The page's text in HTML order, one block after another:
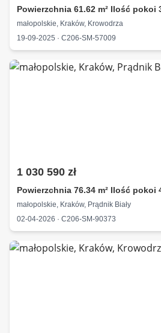
Powierzchnia 61.62 m² Ilość pokoi
małopolskie, Kraków, Krowodrza
19-09-2025 · C206-SM-57009
1 030 590 zł
Powierzchnia 76.34 m² Ilość pokoi
małopolskie, Kraków, Prądnik Biały
02-04-2026 · C206-SM-90373